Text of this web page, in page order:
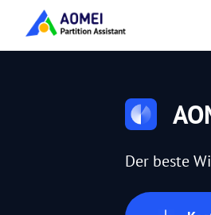
Der beste